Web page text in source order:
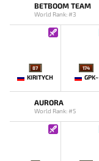
BETBOOM TEAM
World Rank: #3
87
KIRITYCH
174
GPK~
AURORA
World Rank: #5